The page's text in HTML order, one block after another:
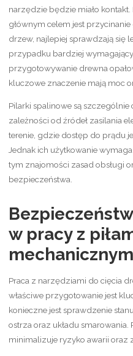
narzędzie będzie miało
głównym celem jest
drzew, najlepiej sprawdzają się
przypadku bardziej
przygotowywanie drewna
kluczowe znaczenie mają moc
Pilarki spalinowe są
zależności od źródeł zasilania
terenie, gdzie dostęp do prądu
Jednak ich użytkowanie
tym znajomości zasad obsługi
bezpieczeństwa.
w pracy z
Praca z narzędziami do cięcia
właściwe przygotowanie jest
konieczne jest sprawdzenie
ostrza oraz układu smarowania.
minimalizuje ryzyko awarii oraz